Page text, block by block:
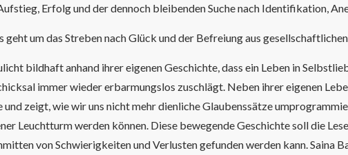
Erfolg und der dennoch bleibenden Suche nach Identifikation,
geht um das Streben nach Glück und der Befreiung aus
bildhaft anhand ihrer eigenen Geschichte, dass ein Leben in
immer wieder erbarmungslos zuschlägt. Neben ihrer eigenen
und zeigt, wie wir uns nicht mehr dienliche Glaubenssätze
Leuchtturm werden können. Diese bewegende Geschichte soll die
von Schwierigkeiten und Verlusten gefunden werden kann. Saina